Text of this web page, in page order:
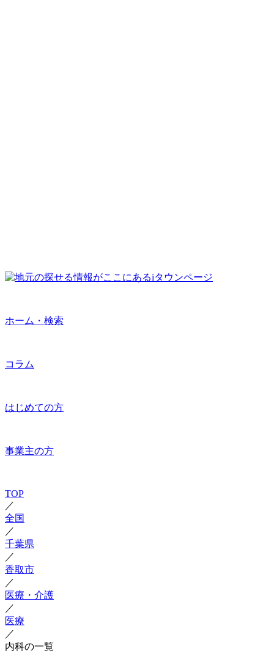
ホーム・検索
コラム
はじめての方
事業主の方
TOP
／
全国
／
千葉県
／
香取市
／
医療・介護
／
医療
／
内科の一覧